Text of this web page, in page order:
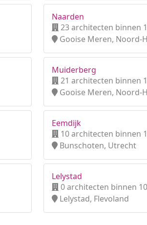
Naarden
23 architecten binnen
Gooise Meren, Noord-
Muiderberg
21 architecten binnen
Gooise Meren, Noord-
Eemdijk
10 architecten binnen
Bunschoten, Utrecht
Lelystad
0 architecten binnen
Lelystad, Flevoland